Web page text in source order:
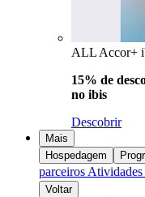
ALL Accor+
15% de
no ibis
Descobrir
Mais
Hospedagem
parceiros Atividades
Voltar